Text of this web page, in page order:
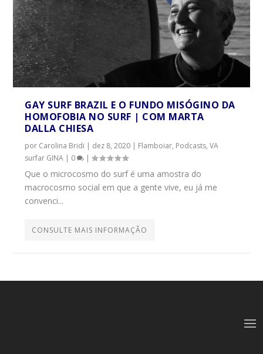
GAY SURF BRAZIL E O FUNDO MISÓGINO DA
HOMOFOBIA NO SURF | COM MARTA
DALLA CHIESA
por Carolina Bridi | dez 8, 2020 | Flamboiar, Podcasts,VA
surfar GINA | 0 |
Que o microcosmo do surf é uma amostra do
macrocosmo social em que a gente vive, eu já me
convenci...
CONSULTE MAIS INFORMAÇÃO